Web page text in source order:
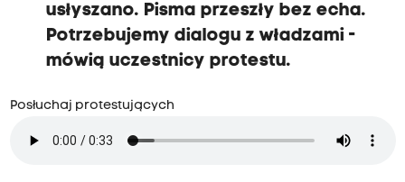
usłyszano. Pisma przeszły bez echa.
Potrzebujemy dialogu z władzami -
mówią uczestnicy protestu.
Posłuchaj protestujących